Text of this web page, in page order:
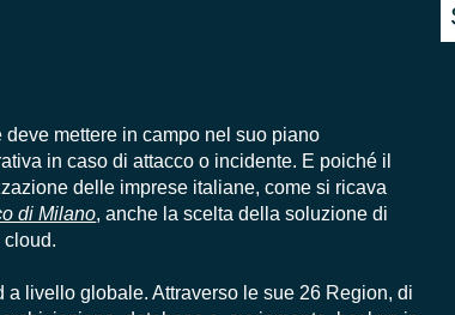
mettere in campo nel suo piano
in caso di attacco o incidente. E poiché il
delle imprese italiane, come si ricava
di Milano, anche la scelta della soluzione di
cloud.
livello globale. Attraverso le sue 26 Region, di